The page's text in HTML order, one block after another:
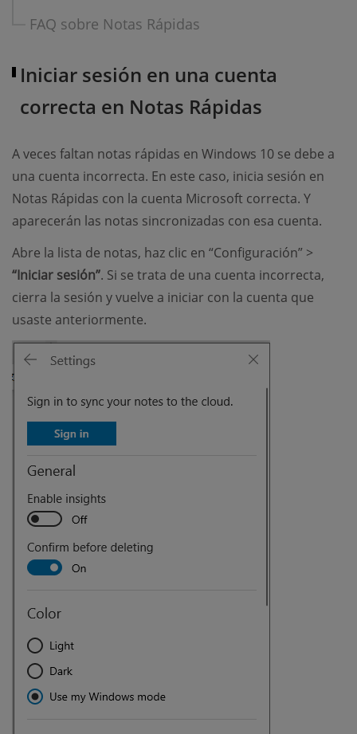
FAQ sobre Notas Rápidas
Iniciar sesión en una cuenta
correcta en Notas Rápidas
A veces faltan notas rápidas en Windows 10 se debe a
una cuenta incorrecta. En este caso, inicia sesión en
Notas Rápidas con la cuenta Microsoft correcta. Y
aparecerán las notas sincronizadas con esa cuenta.
Abre la lista de notas, haz clic en “Configuración” >
“Iniciar sesión”. Si se trata de una cuenta incorrecta,
cierra la sesión y vuelve a iniciar con la cuenta que
usaste anteriormente.